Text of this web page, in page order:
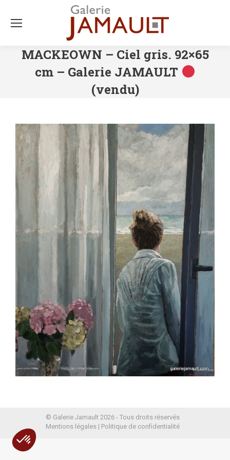
MACKEOWN – Ciel gris. 92×65
cm – Galerie JAMAULT
(vendu)
© Galerie Jamault 2026 - Tous droits réservés
Mentions légales| Politique de confidentialité